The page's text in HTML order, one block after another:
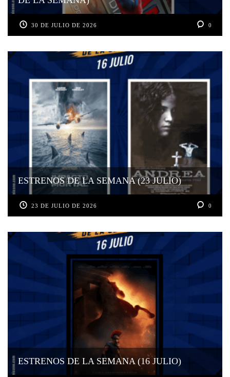
30 DE JULIO DE 2026 0
ESTRENOS DE LA SEMANA (23 JULIO)
23 DE JULIO DE 2026 0
ESTRENOS DE LA SEMANA (16 JULIO)